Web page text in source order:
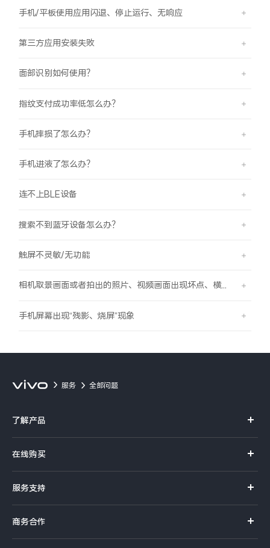
手机/平板使用应用闪退、停止运行、无响应
第三方应用安装失败
面部识别如何使用？
指纹支付成功率低怎么办？
手机摔损了怎么办？
手机进液了怎么办？
连不上BLE设备
搜索不到蓝牙设备怎么办？
触屏不灵敏/无功能
相机取景画面或者拍出的照片、视频画面出现坏点、横线、竖线的现象
手机屏幕出现“残影、烧屏”现象
服务 全部问题
了解产品
Y系列
iQOO手机
在线购买
选购配件
服务支持
商务合作